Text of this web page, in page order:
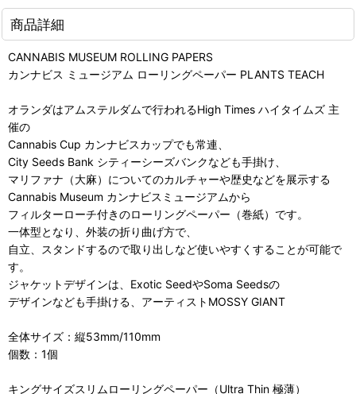
商品詳細
CANNABIS MUSEUM ROLLING PAPERS
カンナビス ミュージアム ローリングペーパー PLANTS TEACH
オランダはアムステルダムで行われるHigh Times ハイタイムズ 主
催の
Cannabis Cup カンナビスカップでも常連、
City Seeds Bank シティーシーズバンクなども手掛け、
マリファナ（大麻）についてのカルチャーや歴史などを展示する
Cannabis Museum カンナビスミュージアムから
フィルターローチ付きのローリングペーパー（巻紙）です。
一体型となり、外装の折り曲げ方で、
自立、スタンドするので取り出しなど使いやすくすることが可能で
す。
ジャケットデザインは、Exotic SeedやSoma Seedsの
デザインなども手掛ける、アーティストMOSSY GIANT
全体サイズ：縦53mm/110mm
個数：1個
キングサイズスリムローリングペーパー（Ultra Thin 極薄）